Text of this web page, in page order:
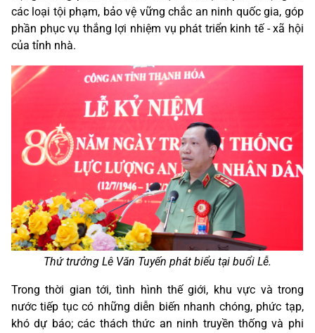
các loại tội phạm, bảo vệ vững chắc an ninh quốc gia, góp
phần phục vụ thắng lợi nhiệm vụ phát triển kinh tế - xã hội
của tỉnh nhà.
Thứ trưởng Lê Văn Tuyến phát biểu tại buổi Lễ.
Trong thời gian tới, tình hình thế giới, khu vực và trong
nước tiếp tục có những diễn biến nhanh chóng, phức tạp,
khó dự báo; các thách thức an ninh truyền thống và phi